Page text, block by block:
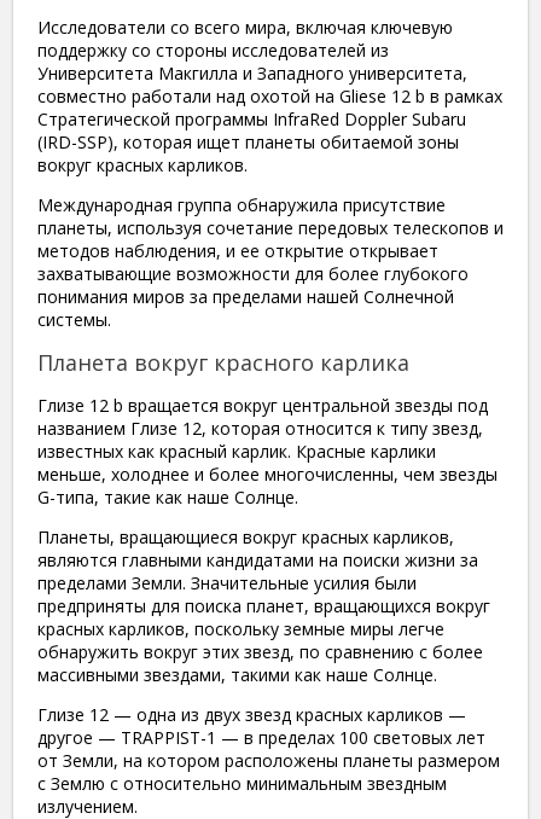
Исследователи со всего мира, включая ключевую
поддержку со стороны исследователей из
Университета Макгилла и Западного университета,
совместно работали над охотой на Gliese 12 b в рамках
Стратегической программы InfraRed Doppler Subaru
(IRD-SSP), которая ищет планеты обитаемой зоны
вокруг красных карликов.
Международная группа обнаружила присутствие
планеты, используя сочетание передовых телескопов и
методов наблюдения, и ее открытие открывает
захватывающие возможности для более глубокого
понимания миров за пределами нашей Солнечной
системы.
Планета вокруг красного карлика
Глизе 12 b вращается вокруг центральной звезды под
названием Глизе 12, которая относится к типу звезд,
известных как красный карлик. Красные карлики
меньше, холоднее и более многочисленны, чем звезды
G-типа, такие как наше Солнце.
Планеты, вращающиеся вокруг красных карликов,
являются главными кандидатами на поиски жизни за
пределами Земли. Значительные усилия были
предприняты для поиска планет, вращающихся вокруг
красных карликов, поскольку земные миры легче
обнаружить вокруг этих звезд, по сравнению с более
массивными звездами, такими как наше Солнце.
Глизе 12 — одна из двух звезд красных карликов —
другое — TRAPPIST-1 — в пределах 100 световых лет
от Земли, на котором расположены планеты размером
с Землю с относительно минимальным звездным
излучением.